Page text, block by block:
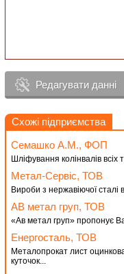
Редагувати данні
Схожі підприємства
Семашко А.М., ФОП
Шліфування колінвалів всіх
Метал-Сервіс, ТОВ
Вироби з нержавіючої сталі
АВ метал груп, ТОВ
«Ав метал груп» пропонує
Енергосталь, ТОВ
Металопрокат лист
куточок...